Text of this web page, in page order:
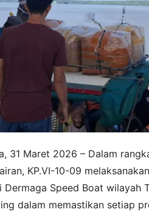
31 Maret 2026 – Dalam
KP.VI-10-09
Dermaga Speed Boat wilayah
dalam memastikan setiap